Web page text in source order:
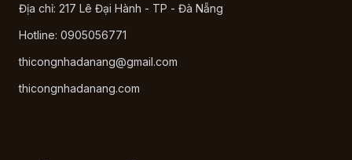
Biệt Thự 3 Tầng Trở Lên
Nhà Phố
Nhà Phố 1 Tầng
Nhà Phố 3 Tầng
Địa chỉ: 217 Lê Đại Hành - TP - Đà Nẵng
Hotline: 0905056771
thicongnhadanang@gmail.com
thicongnhadanang.com